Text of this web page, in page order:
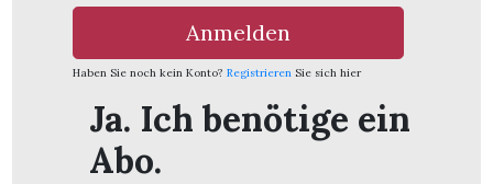
Anmelden
Haben Sie noch kein Konto? Registrieren Sie sich hier
Ja. Ich benötige ein
Abo.